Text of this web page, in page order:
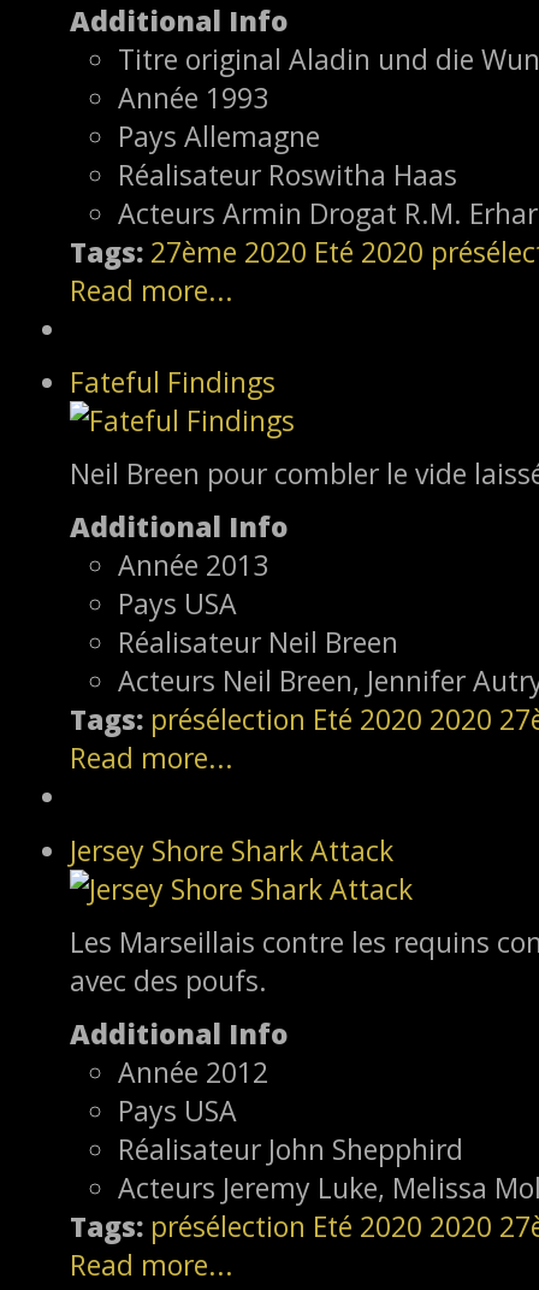
Additional Info
Titre original Aladin und die
Année 1993
Pays Allemagne
Réalisateur Roswitha Haas
Acteurs Armin Drogat R.M.
Tags: 27ème 2020 Eté 2020
Read more...
Fateful Findings
Neil Breen pour combler le vide
Additional Info
Année 2013
Pays USA
Réalisateur Neil Breen
Acteurs Neil Breen, Jennifer
Tags: présélection Eté 2020 2020
Read more...
Jersey Shore Shark Attack
Les Marseillais contre les requins
avec des poufs.
Additional Info
Année 2012
Pays USA
Réalisateur John Shepphird
Acteurs Jeremy Luke, Melissa
Tags: présélection Eté 2020 2020
Read more...